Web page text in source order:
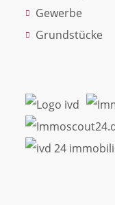
Gewerbe
Grundstücke